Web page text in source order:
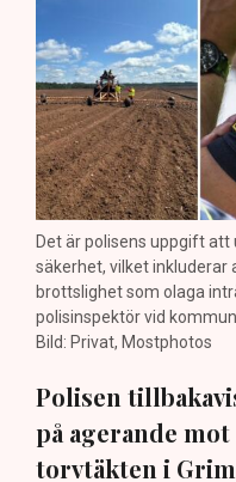
Det är polisens uppgift
säkerhet, vilket inkluderar
brottslighet som olaga
polisinspektör vid
Bild: Privat, Mostphotos
Polisen
på agerande
torvtäkten i